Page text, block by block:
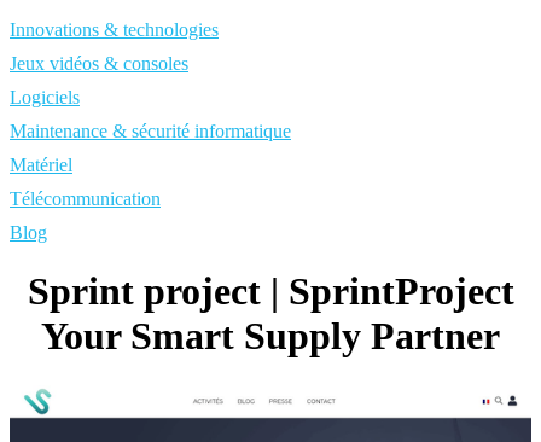
Innovations & technologies
Jeux vidéos & consoles
Logiciels
Maintenance & sécurité informatique
Matériel
Télécommunication
Blog
Sprint project | SprintPro­ject
Your Smart Supply Partner